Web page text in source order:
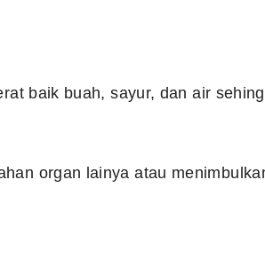
baik buah, sayur, dan air
organ lainya atau